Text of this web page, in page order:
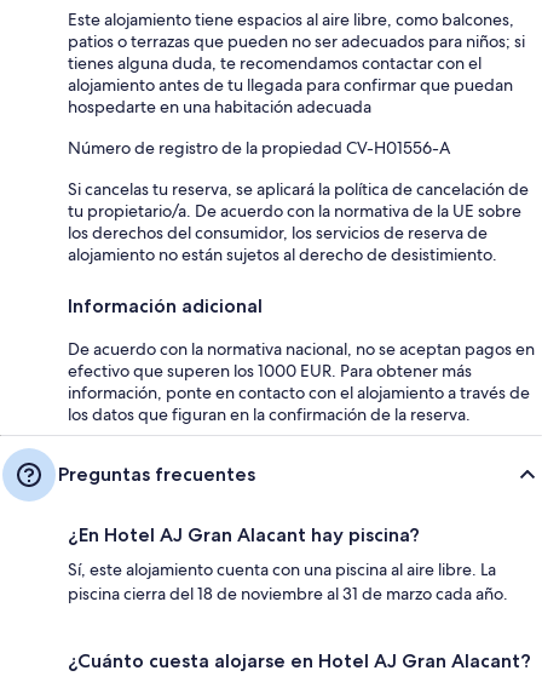
Este alojamiento tiene espacios al aire libre, como balcones,
patios o terrazas que pueden no ser adecuados para niños; si
tienes alguna duda, te recomendamos contactar con el
alojamiento antes de tu llegada para confirmar que puedan
hospedarte en una habitación adecuada
Número de registro de la propiedad CV-H01556-A
Si cancelas tu reserva, se aplicará la política de cancelación de
tu propietario/a. De acuerdo con la normativa de la UE sobre
los derechos del consumidor, los servicios de reserva de
alojamiento no están sujetos al derecho de desistimiento.
Información adicional
De acuerdo con la normativa nacional, no se aceptan pagos en
efectivo que superen los 1000 EUR. Para obtener más
información, ponte en contacto con el alojamiento a través de
los datos que figuran en la confirmación de la reserva.
Preguntas frecuentes
¿En Hotel AJ Gran Alacant hay piscina?
Sí, este alojamiento cuenta con una piscina al aire libre. La
piscina cierra del 18 de noviembre al 31 de marzo cada año.
¿Cuánto cuesta alojarse en Hotel AJ Gran Alacant?